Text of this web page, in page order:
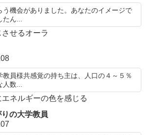
う機会がありました。あなたのイメージで
ん...
せるオーラ
教員様共感覚の持ち主は、人口の４～５％
人数...
ネルギーの色を感じる
の大学教員